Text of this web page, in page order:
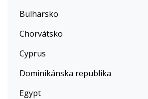
Bulharsko
Chorvátsko
Cyprus
Dominikánska republika
Egypt